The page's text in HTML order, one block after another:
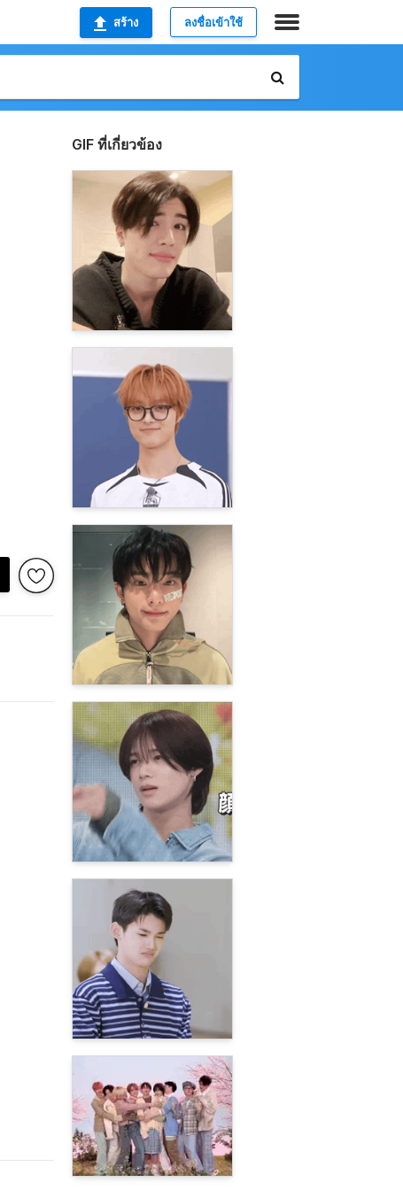
สร้าง ลงชื่อเข้าใช้
GIF ที่เกี่ยวข้อง